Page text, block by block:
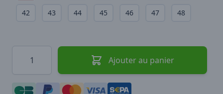
42 43 44 45 46 47 48
Ajouter au panier